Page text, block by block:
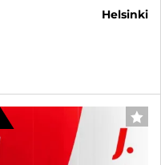
helsinki